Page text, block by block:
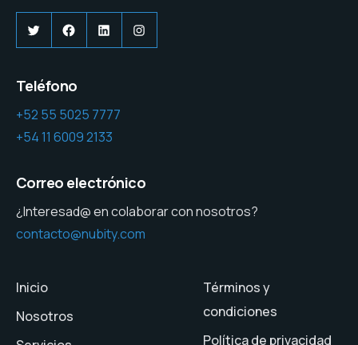
TwitterFacebook
LinkedInInstagram
Teléfono
+52 55 5025 7777
+54 11 6009 2133
Correo electrónico
¿Interesad@ en colaborar con nosotros?
contacto@nubity.com
Inicio
Nosotros
Términos y
condiciones
Política de privacidad